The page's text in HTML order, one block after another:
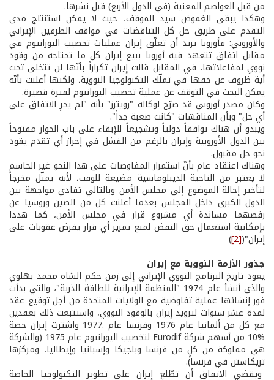
من قبل العواصم المعنية (في الدول الأربع) قبل نشرها.
وهكذا يبقى الغموض سيد الموقف، حيث لا يمكن استنتاج مدى
التقدم على طريق حل كل التناقضات في مواقف الطرفين الإيراني
والأوروبي: فأوروبا تريد أن تعلّق إيران عمليات تخصيب اليورانيوم في
مقابل اتفاق تتعهد فيه أوروبا ببيع إيران كل ما تحتاجه من وقود
نووي لمفاعلاتها. في المقابل قالت إيران تكراراً بأنّها لن تتخلى تحت
أية ظروف عن حقها في تملّك التكنولوجيا النووية، ولكنها أعلنت بأنّه
يمكن البحث في التوقف عن عملية تخصيب اليورانيوم لفترة قصيرة.
وكان مصدر أوروبي قد صرّح لوكالة "رويترز" بأنه "لم يجرِ الاتفاق على
أي حل" وبأن المناقشات "كانت صعبة جداً".
ويبدو أن هناك توافقاً دولياً وتشجيعاً للإبقاء على باب الحوار مفتوحاً
بين الدول الأوروبية وإيران بالرغم من الفشل في إحراز أي تقدم يقود
نحو حل مقبول.
وهناك اعتقاد عام بأنّ استمرار المفاوضات على هذا النحو غير الحاسم
لا يعتبر من الناحية الديبلوماسية مضيعة للوقت، لأنه يمثّل مخرجاً
لتأخير إحالة الموضوع إلى مجلس الأمن وبالتالي تفادي مواجهة بين
الدول الكبرى داخل المجلس بعدما أعلنت كل من الصين وروسيا عن
رفضهما مساندة أي مشروع قرار في مجلس الأمن، كما هددا
بإمكانية استعمال حق النقض لمنع تمرير أي قرار يفرض عقوبات على
إيران"([2]
)
جذور الأزمة النووية مع إيران
يعود تاريخ البرنامج النووي الإيراني إلى زمن حكم الشاه محمد بهلوي
والذي أنشأ عام 1974 "المنظمة الإيرانية للطاقة الذرية"، والتي بدأت
فور إنشائها عملية تفاوضية مع الولايات المتحدة من أجل توقيع عقد
لمدة عشر سنوات لتزويد إيران بالوقود النووي، واستتبعت ذلك بعقدين
مع كل من ألمانيا عام 1976 وفرنسا عام .1977 واشترت إيران حصة
%10 من أسهم شركة Eurodif لتخصيب اليورانيوم عام 1975 (والشركة
هي مملوكة من كلٍ من فرنسا وبلجيكا وإسبانيا وإيطاليا، ومركزها
تريكاستن في فرنسا).
ويقضي الاتفاق أن تطّلع إيران على تطوير التكنولوجيا الخاصة